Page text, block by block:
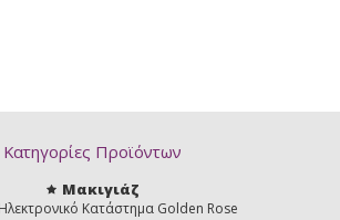
Κατηγορίες Προϊόντων
Μακιγιάζ
Κατάστημα Golden Rose